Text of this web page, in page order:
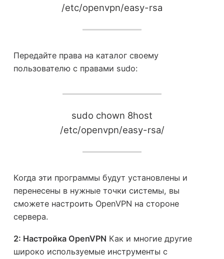
/etc/openvpn/easy-rsa
Передайте права на каталог своему
пользователю с правами sudo:
sudo chown 8host
/etc/openvpn/easy-rsa/
Когда эти программы будут установлены и
перенесены в нужные точки системы, вы
сможете настроить OpenVPN на стороне
сервера.
2: Настройка OpenVPN Как и многие другие
широко используемые инструменты с